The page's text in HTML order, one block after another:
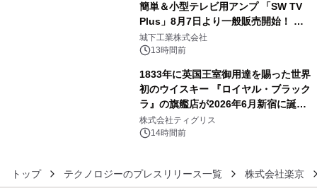
簡単＆小型テレビ用アンプ 「SW TV
Plus」8月7日より一般販売開始！ ケ
ーブル1本つなぐだけ、テレビの音が
ぐっと豊かに
城下工業株式会社
13時間前
1833年に英国王室御用達を賜った世界
初のウイスキー 『ロイヤル・ブラック
ラ』の旗艦店が2026年6月新宿に誕
生 バカルディ ジャパンと連携した
没入型バー「BAR Arca」
株式会社ティグリス
14時間前
トップ テクノロジーのプレスリリース一覧 株式会社楽京